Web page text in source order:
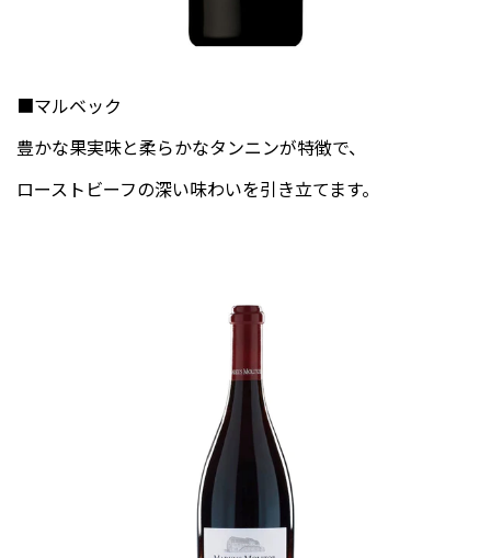
■マルベック
豊かな果実味と柔らかなタンニンが特徴で、
ローストビーフの深い味わいを引き立てます。